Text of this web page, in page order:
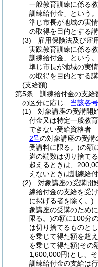
一般教育訓練に係る
訓練給付金」という
準じ市長が地域の実
の取得を目的とする
(3)
雇用保険法及び雇
実践教育訓練に係る
訓練給付金」という
準じ市長が地域の実
の取得を目的とする
(支給額)
第5条
訓練給付金の支給
の区分に応じ、 当該各号
(1)
対象講座の受講開
付金又は特定一般教
できない受給資格者
2号の対象講座の受講
受講料に限る。)の額
満の端数は切り捨て
超えるときは、
えないときは訓練給
(2)
対象講座の受講開
練給付金の支給を受
に掲げる者を除く。)
象講座の受講のため
限る。)の額に100分
は切り捨てるものと
を乗じて得た額を超
を乗じて得た額(その
1,600,000円)とし、
訓練給付金の支給は